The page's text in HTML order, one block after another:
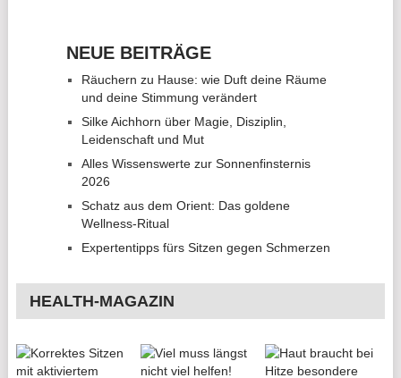
NEUE BEITRÄGE
Räuchern zu Hause: wie Duft deine Räume
und deine Stimmung verändert
Silke Aichhorn über Magie, Disziplin,
Leidenschaft und Mut
Alles Wissenswerte zur Sonnenfinsternis
2026
Schatz aus dem Orient: Das goldene
Wellness-Ritual
Expertentipps fürs Sitzen gegen Schmerzen
HEALTH-MAGAZIN